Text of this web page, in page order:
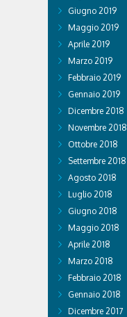
Giugno 2019
Maggio 2019
Aprile 2019
Marzo 2019
Febbraio 2019
Gennaio 2019
Dicembre 2018
Novembre 2018
Ottobre 2018
Settembre 2018
Agosto 2018
Luglio 2018
Giugno 2018
Maggio 2018
Aprile 2018
Marzo 2018
Febbraio 2018
Gennaio 2018
Dicembre 2017